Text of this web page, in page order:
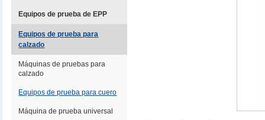
Equipos de prueba de EPP
Equipos de prueba para
calzado
Máquinas de pruebas para
calzado
Equipos de prueba para cuero
Máquina de prueba universal